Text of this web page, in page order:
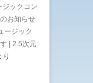
ジックコン
お知らせ
ージック
| 2.5次元
り